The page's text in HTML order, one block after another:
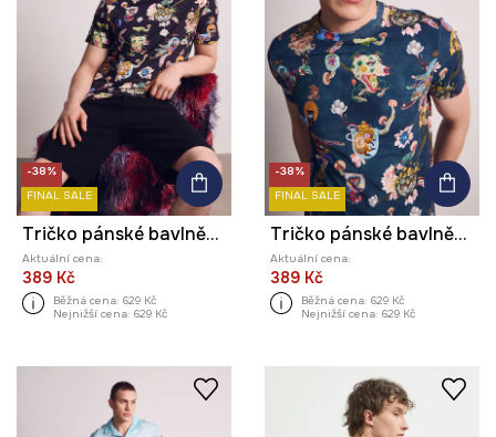
-38%
FINAL SALE
Tričko pánské bavlněné s elastanem z kolekce Kit Mizeres x Medicine
Aktuální cena:
389 Kč
Běžná cena: 629 Kč
Nejnižší cena: 629 Kč
-38%
FINAL SALE
Tričko pánské bavlněné s elastanem z kolekce Kit Mizeres x Medicine
Aktuální cena:
389 Kč
Běžná cena: 629 Kč
Nejnižší cena: 629 Kč